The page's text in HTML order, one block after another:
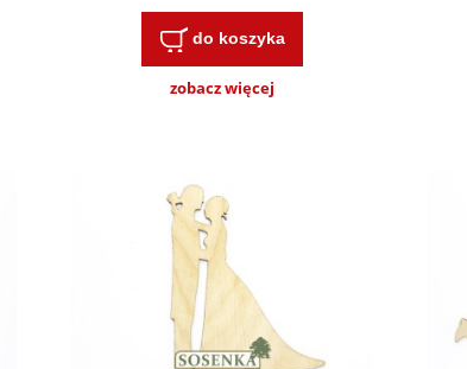
do koszyka
zobacz więcej